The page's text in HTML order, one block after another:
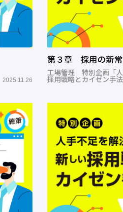
2025.11.26
第３章 採用の新常
工場管理 特別企画「
採用戦略とカイゼン手法